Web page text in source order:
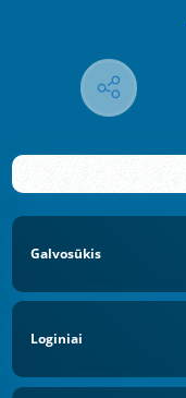
Galvosūkis
Loginiai